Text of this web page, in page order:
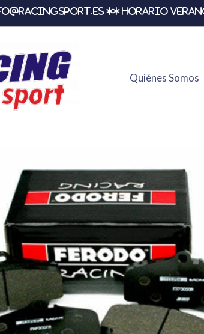
** HORARIO
Quiénes Somos
Racing Frp3069h